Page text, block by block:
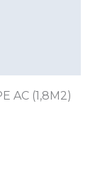
AC (1,8M2)